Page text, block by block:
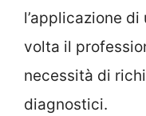
l’applicazione
volta il
necessità di
diagnostici.